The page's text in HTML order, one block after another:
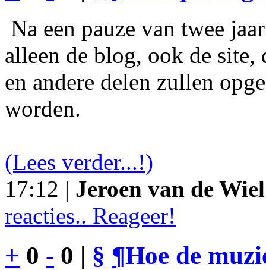
Na een pauze van twee
alleen de blog, ook de site,
en andere delen zullen
worden.
(Lees verder...!)
17:12 | Jeroen van de Wiel
reacties.. Reageer!
+ 0 - 0 | § ¶Hoe de